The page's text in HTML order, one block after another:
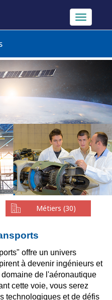
Toggle
navigation
Métiers (30)
offre un univers
à devenir ingénieurs et
de l'aéronautique
cette voie, vous serez
technologiques et de défis